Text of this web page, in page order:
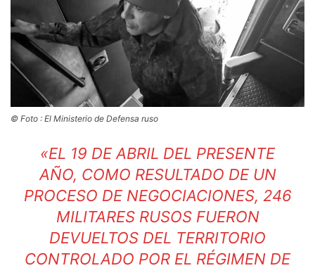
© Foto : El Ministerio de Defensa ruso
«EL 19 DE ABRIL DEL PRESENTE
AÑO, COMO RESULTADO DE UN
PROCESO DE NEGOCIACIONES, 246
MILITARES RUSOS FUERON
DEVUELTOS DEL TERRITORIO
CONTROLADO POR EL RÉGIMEN DE